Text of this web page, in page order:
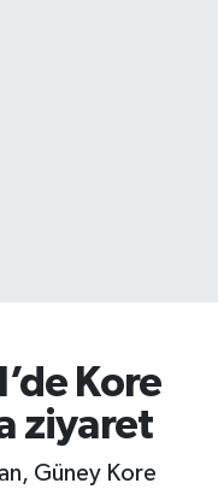
Kore
ziyaret
Güney Kore